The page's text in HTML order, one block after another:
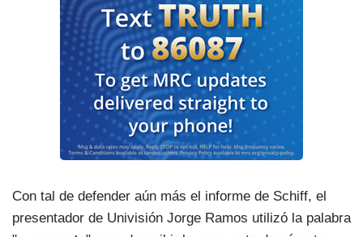
Con tal de defender aún más el informe de Schiff, el
presentador de Univisión Jorge Ramos utilizó la palabra